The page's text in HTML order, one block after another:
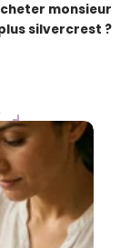
monsieur
silvercrest ?